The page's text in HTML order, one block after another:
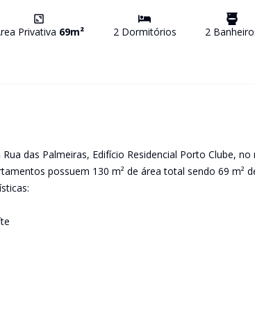
Privativa 69m² 2Dormitórios 2 Banheiro
das Palmeiras, Edifício Residencial Porto Clube,
possuem 130 m² de área total sendo 69 m²